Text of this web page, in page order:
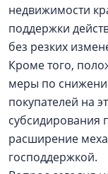
недвижимости
поддержки
без резких
Кроме того,
меры по
покупателей на
субсидирования
расширение
господдержкой.